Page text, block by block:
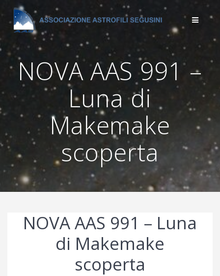
Salta
al
contenuto
NOVA AAS 991 –
Luna di
Makemake
scoperta
NOVA AAS 991 – Luna
di Makemake
scoperta